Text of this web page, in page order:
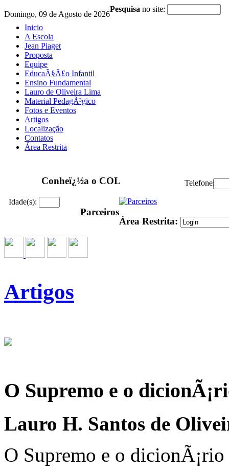
Domingo, 09 de Agosto de 2026
Pesquisa no site:
Inicio
A Escola
Jean Piaget
Proposta
Equipe
EducaÃ§Ã£o Infantil
Ensino Fundamental
Lauro de Oliveira Lima
Material PedagÃ³gico
Fotos e Eventos
Artigos
Localização
Contatos
Área Restrita
Conheï¿½a o COL Telefone:
Idade(s):
Parceiros
Área Restrita:
Artigos
O Supremo e o
Lauro H. Santos de
O Supremo e o dicionÃ¡rio